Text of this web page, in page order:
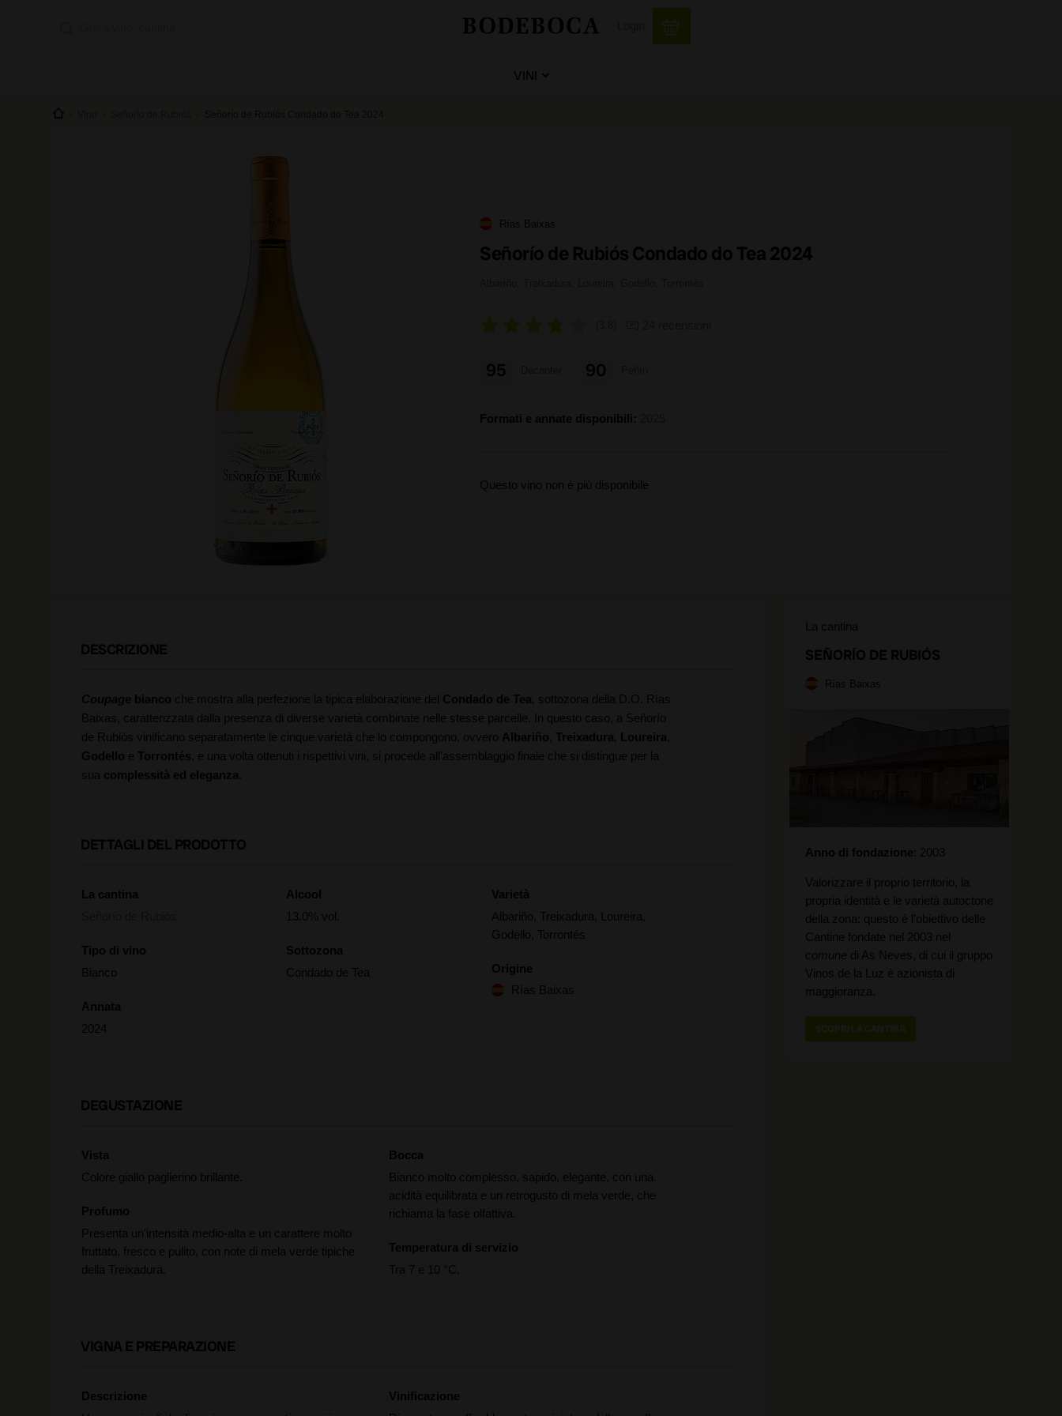
VINI
Rías Baixas
Señorío de Rubiós Condado do Tea 2024
95 90
Formati e annate disponibili:
Questo vino non è più disponibile
DESCRIZIONE
Coupage bianco che mostra alla perfezione la tipica elaborazione del Condado de Tea , sottozona della D.O. Rías
Baixas, caratterizzata dalla presenza di diverse varietà combinate nelle stesse parcelle. In questo caso, a Señorío
de Rubiós vinificano separatamente le cinque varietà che lo compongono, ovvero Albariño Treixadura Loureira
Godello e Torrontés , e una volta ottenuti i rispettivi vini, si procede all'assemblaggio finale che si distingue per la
sua complessità ed eleganza
DETTAGLI DEL PRODOTTO
La cantina
Tipo di vino
Bianco
Annata
2024
Alcool
13.0% vol.
Sottozona
Condado de Tea
Varietà
Albariño, Treixadura, Loureira,
Godello, Torrontés
Origine
Rías Baixas
DEGUSTAZIONE
Vista
Colore giallo paglierino brillante.
Profumo
Presenta un'intensità medio-alta e un carattere molto
fruttato, fresco e pulito, con note di mela verde tipiche
della Treixadura.
Bocca
Bianco molto complesso, sapido, elegante, con una
acidità equilibrata e un retrogusto di mela verde, che
richiama la fase olfattiva.
Temperatura di servizio
Tra 7 e 10 °C.
VIGNA E PREPARAZIONE
Descrizione
Vinificazione
La cantina
SEÑORÍO DE RUBIÓS
Rías Baixas
Anno di fondazione 2003
Valorizzare il proprio territorio, la
propria identità e le varietà autoctone
della zona: questo è l'obiettivo delle
Cantine fondate nel 2003 nel
comune di As Neves, di cui il gruppo
Vinos de la Luz è azionista di
maggioranza.
SCOPRI LA CANTINA